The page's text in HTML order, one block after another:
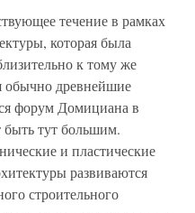
течение в рамках
которая была
к тому же
обычно древнейшие
форум Домициана в
тут большим.
и пластические
развиваются
строительного